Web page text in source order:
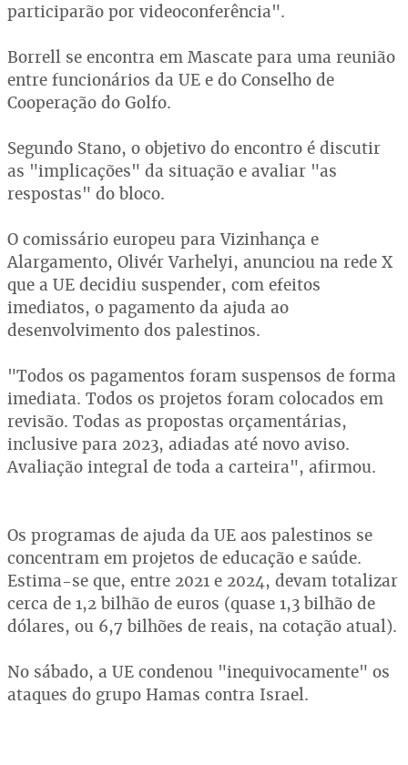
participarão por videoconferência".
Borrell se encontra em Mascate para uma reunião
entre funcionários da UE e do Conselho de
Cooperação do Golfo.
Segundo Stano, o objetivo do encontro é discutir
as "implicações" da situação e avaliar "as
respostas" do bloco.
O comissário europeu para Vizinhança e
Alargamento, Olivér Varhelyi, anunciou na rede X
que a UE decidiu suspender, com efeitos
imediatos, o pagamento da ajuda ao
desenvolvimento dos palestinos.
"Todos os pagamentos foram suspensos de forma
imediata. Todos os projetos foram colocados em
revisão. Todas as propostas orçamentárias,
inclusive para 2023, adiadas até novo aviso.
Avaliação integral de toda a carteira", afirmou.
Os programas de ajuda da UE aos palestinos se
concentram em projetos de educação e saúde.
Estima-se que, entre 2021 e 2024, devam totalizar
cerca de 1,2 bilhão de euros (quase 1,3 bilhão de
dólares, ou 6,7 bilhões de reais, na cotação atual).
No sábado, a UE condenou "inequivocamente" os
ataques do grupo Hamas contra Israel.